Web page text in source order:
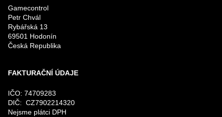
Gamecontrol
Petr Chvál
Rybářská 13
69501 Hodonín
Česká Republika
FAKTURAČNÍ ÚDAJE
IČO: 74709283
DIČ: CZ7902214320
Nejsme plátci DPH